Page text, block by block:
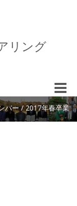
リング
Toggle
バー / 2017年春卒業